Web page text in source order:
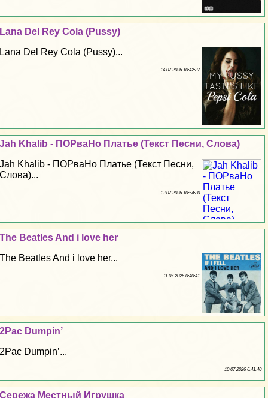
Lana Del Rey Cola (Pussy)
Lana Del Rey Cola (Pussy)...
14 07 2026 10:42:37
Jah Khalib - ПОРваНо Платье (Текст Песни, Слова)
Jah Khalib - ПОРваНо Платье (Текст Песни,
Слова)...
13 07 2026 10:54:30
The Beatles And i love her
The Beatles And i love her...
11 07 2026 0:40:41
2Pac Dumpin’
2Pac Dumpin’...
10 07 2026 6:41:40
Сережа Местный Игрушка